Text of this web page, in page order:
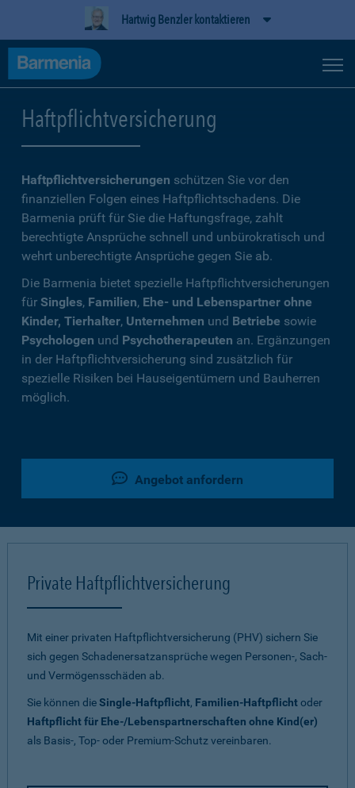
Hartwig Benzler kontaktieren
Haftpflichtversicherung
Haftpflichtversicherungen schützen Sie vor den
finanziellen Folgen eines Haftpflichtschadens. Die
Barmenia prüft für Sie die Haftungsfrage, zahlt
berechtigte Ansprüche schnell und unbürokratisch und
wehrt unberechtigte Ansprüche gegen Sie ab.
Die Barmenia bietet spezielle Haftpflichtversicherungen
für Singles, Familien, Ehe- und Lebenspartner ohne
Kinder, Tierhalter, Unternehmen und Betriebe sowie
Psychologen und Psychotherapeuten an. Ergänzungen
in der Haftpflichtversicherung sind zusätzlich für
spezielle Risiken bei Hauseigentümern und Bauherren
möglich.
Angebot anfordern
Private Haftpflichtversicherung
Mit einer privaten Haftpflichtversicherung (PHV) sichern Sie
sich gegen Schadenersatzansprüche wegen Personen-, Sach-
und Vermögensschäden ab.
Sie können dieSingle-Haftpflicht, Familien-Haftpflichtoder
Haftpflicht für Ehe-/Lebenspartnerschaften ohne Kind(er)
als Basis-, Top- oder Premium-Schutz vereinbaren.